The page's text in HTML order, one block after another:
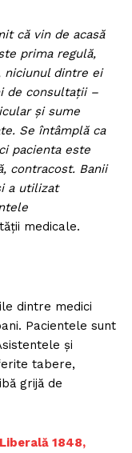
că vin de acasă
prima regulă,
niciunul dintre ei
de consultații –
și sume
Se întâmplă ca
pacienta este
contracost. Banii
a utilizat
medicale.
dintre medici
Pacientele sunt
și
tabere,
grijă de
1848,